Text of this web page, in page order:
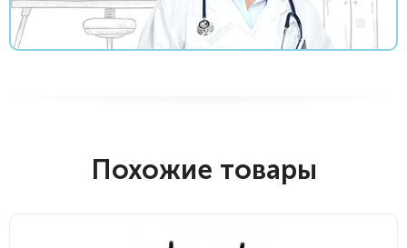
Похожие товары